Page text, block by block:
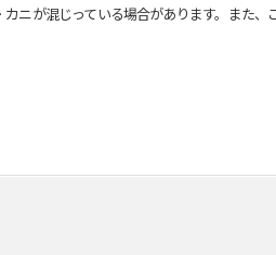
が混じっている場合があります。また、